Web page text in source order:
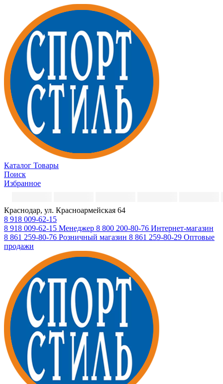
Каталог Товары
Поиск
Избранное
Краснодар, ул. Красноармейская 64
8 918 009-62-15
8 918 009-62-15 Менеджер 8 800 200-80-76 Интернет-магазин
8 861 259-80-76 Розничный магазин 8 861 259-80-29 Оптовые
продажи